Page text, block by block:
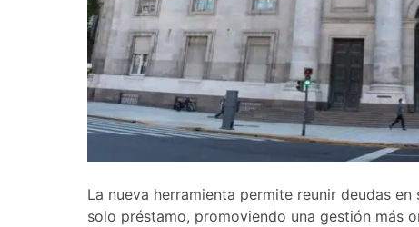
La nueva herramienta permite reunir deudas
solo préstamo, promoviendo una gestión más